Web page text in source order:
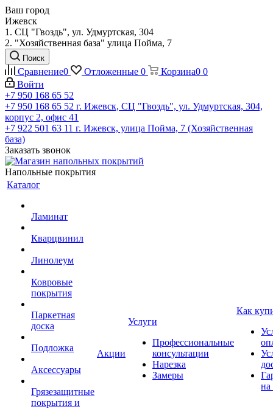
Ваш город
Ижевск
1. СЦ "Гвоздь", ул. Удмуртская, 304
2. "Хозяйственная база" улица Пойма, 7
Поиск
Сравнение0 Отложенные 0 Корзина0 0
Войти
+7 950 168 65 52
+7 950 168 65 52 г. Ижевск, СЦ "Гвоздь", ул. Удмуртская, 304,
корпус 2, офис 41
+7 922 501 63 11 г. Ижевск, улица Пойма, 7 (Хозяйственная
база)
Заказать звонок
Напольные покрытия
Каталог
Ламинат
Кварцвинил
Линолеум
Ковровые
покрытия
Паркетная
доска
Подложка
Аксессуары
Грязезащитные
покрытия и
Акции
Услуги
Профессиональные
консультации
Нарезка
Замеры
Как
на